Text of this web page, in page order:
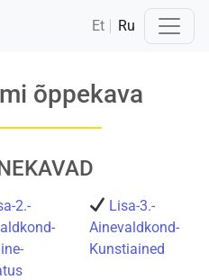
Et Ru
õppekava
2.-
Lisa-3.-
Ainevaldkond-
Kunstiained